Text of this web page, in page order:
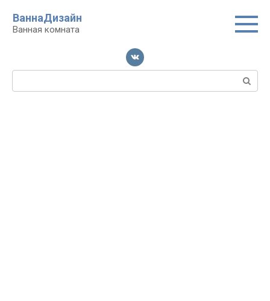
контенту
ВаннаДизайн
Ванная комната
Поиск: